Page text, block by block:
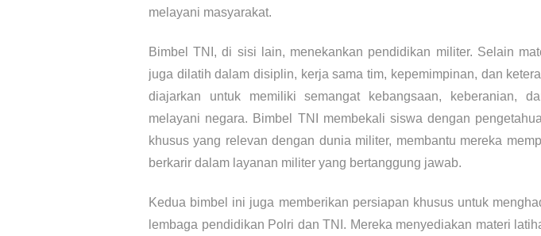
melayani masyarakat.
Bimbel TNI, di sisi lain, menekankan pendidikan militer. Selain
juga dilatih dalam disiplin, kerja sama tim, kepemimpinan, dan
diajarkan untuk memiliki semangat kebangsaan, keberanian,
melayani negara. Bimbel TNI membekali siswa dengan
khusus yang relevan dengan dunia militer, membantu mereka
berkarir dalam layanan militer yang bertanggung jawab.
Kedua bimbel ini juga memberikan persiapan khusus untuk
lembaga pendidikan Polri dan TNI. Mereka menyediakan materi